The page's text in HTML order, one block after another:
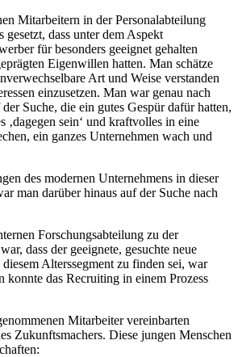
Mitarbeitern in der Personalabteilung
dass unter dem Aspekt
für besonders geeignet gehalten
Eigenwillen hatten. Man schätze
Art und Weise verstanden
einzusetzen. Man war genau nach
Suche, die ein gutes Gespür dafür hatten,
‚dagegen sein‘ und kraftvolles in eine
ein ganzes Unternehmen wach und
des modernen Unternehmens in dieser
man darüber hinaus auf der Suche nach
Forschungsabteilung zu der
dass der geeignete, gesuchte neue
Alterssegment zu finden sei, war
konnte das Recruiting in einem Prozess
Mitarbeiter vereinbarten
Zukunftsmachers. Diese jungen Menschen